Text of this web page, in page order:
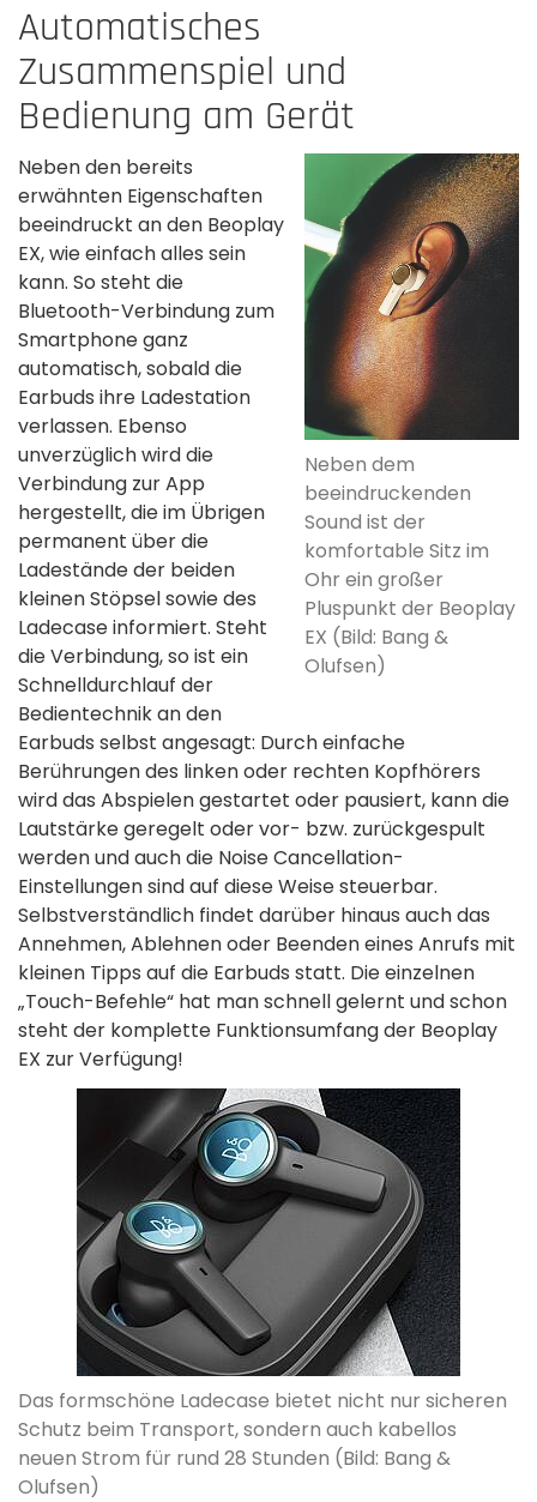
Automatisches
Zusammenspiel und
Bedienung am Gerät
Neben dem
beeindruckenden
Sound ist der
komfortable Sitz im
Ohr ein großer
Pluspunkt der Beoplay
EX (Bild: Bang &
Olufsen)
Neben den bereits
erwähnten Eigenschaften
beeindruckt an den Beoplay
EX, wie einfach alles sein
kann. So steht die
Bluetooth-Verbindung zum
Smartphone ganz
automatisch, sobald die
Earbuds ihre Ladestation
verlassen. Ebenso
unverzüglich wird die
Verbindung zur App
hergestellt, die im Übrigen
permanent über die
Ladestände der beiden
kleinen Stöpsel sowie des
Ladecase informiert. Steht
die Verbindung, so ist ein
Schnelldurchlauf der
Bedientechnik an den
Earbuds selbst angesagt: Durch einfache
Berührungen des linken oder rechten Kopfhörers
wird das Abspielen gestartet oder pausiert, kann die
Lautstärke geregelt oder vor- bzw. zurückgespult
werden und auch die Noise Cancellation-
Einstellungen sind auf diese Weise steuerbar.
Selbstverständlich findet darüber hinaus auch das
Annehmen, Ablehnen oder Beenden eines Anrufs mit
kleinen Tipps auf die Earbuds statt. Die einzelnen
„Touch-Befehle“ hat man schnell gelernt und schon
steht der komplette Funktionsumfang der Beoplay
EX zur Verfügung!
Das formschöne Ladecase bietet nicht nur sicheren
Schutz beim Transport, sondern auch kabellos
neuen Strom für rund 28 Stunden (Bild: Bang &
Olufsen)